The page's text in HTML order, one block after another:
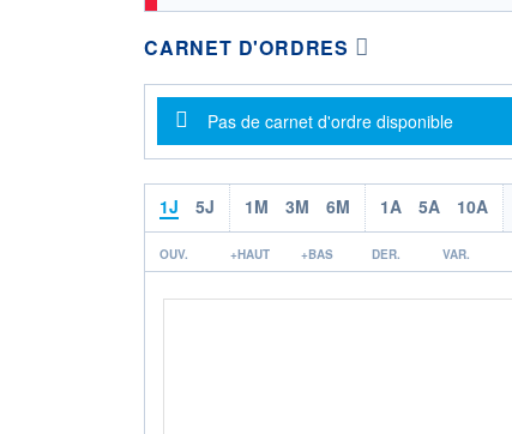
CARNET D'ORDRES
Message d'information
Pas de carnet d'ordre disponible
1J 5J 1M 3M 6M 1A 5A 10A
OUV. +HAUT +BAS DER. VAR.